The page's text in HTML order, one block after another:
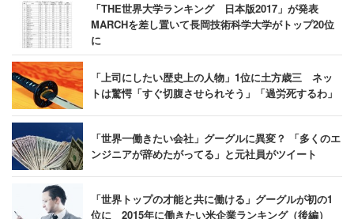
「THE世界大学ランキング 日本版2017」が発表
MARCHを差し置いて長岡技術科学大学がトップ20位
に
「上司にしたい歴史上の人物」1位に土方歳三 ネッ
トは驚愕「すぐ切腹させられそう」「過労死するわ」
「世界一働きたい会社」グーグルに異変？ 「多くのエ
ンジニアが辞めたがってる」と元社員がツイート
「世界トップの才能と共に働ける」グーグルが初の1
位に 2015年に働きたい米企業ランキング（後編）